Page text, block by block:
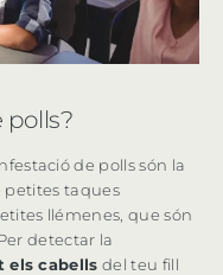
polls?
de polls són la
petites taques
llémenes, que són
detectar la
els cabells del teu fill